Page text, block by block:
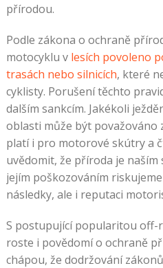
přírodou.
Podle zákona o ochraně
motocyklu v lesích povoleno
trasách nebo silnicích, které
cyklisty. Porušení těchto
dalším sankcím. Jakékoli
oblasti může být považováno
platí i pro motorové skútry a
uvědomit, že příroda je
jejím poškozováním
následky, ale i reputaci
S postupující popularitou off-
roste i povědomí o ochraně
chápou, že dodržování